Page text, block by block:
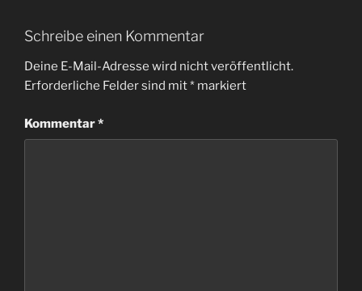
Schreibe einen Kommentar
Deine E-Mail-Adresse wird nicht veröffentlicht.
Erforderliche Felder sind mit* markiert
Kommentar*